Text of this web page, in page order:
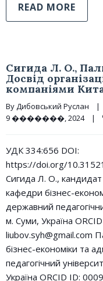
READ MORE
Сигида Л. О.,
Досвід
компаніями
By Дибовський Руслан |
9 �������, 2024
|
УДК 334:656 DOI:
https://doi.org/
Сигида Л. О.,
кафедри бізнес-
державний
м. Суми, Україна
liubov.syh@gmail.com
бізнес-економіки та
педагогічний
Україна ORCID ID: